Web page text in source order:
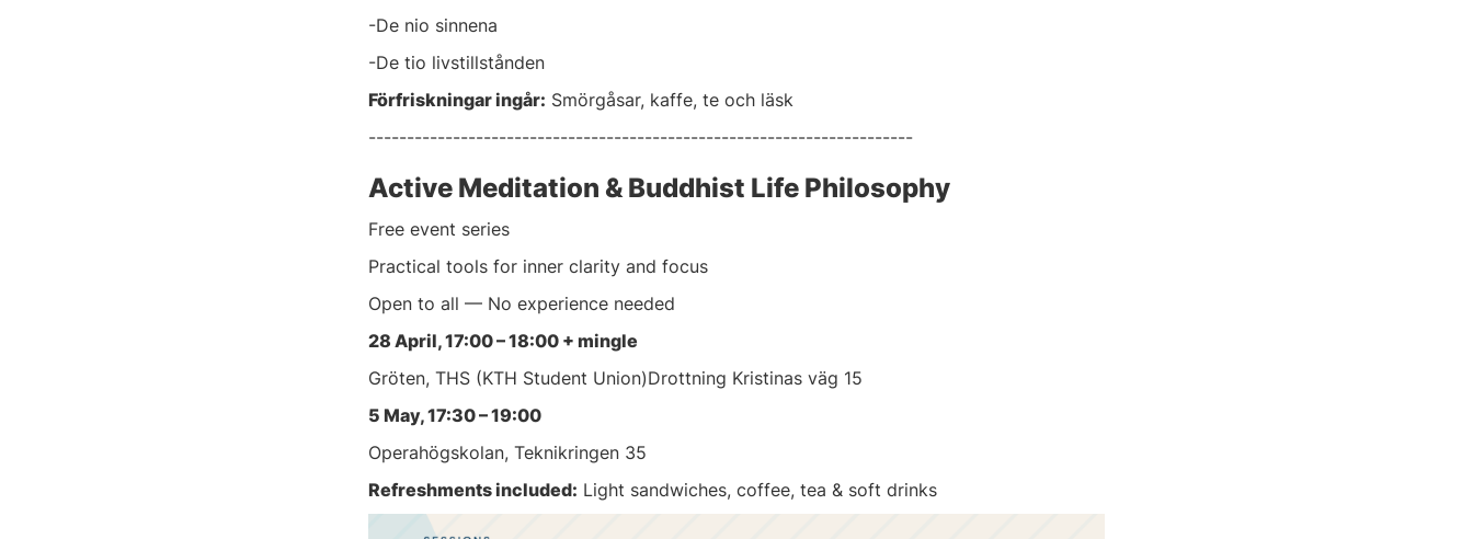
-De nio sinnena
-De tio livstillstånden
Förfriskningar ingår: Smörgåsar, kaffe, te och läsk
-----------------------------------------------------------------------
Active Meditation & Buddhist Life Philosophy
Free event series
Practical tools for inner clarity and focus
Open to all — No experience needed
28 April, 17:00 – 18:00 + mingle
Gröten, THS (KTH Student Union)Drottning Kristinas väg 15
5 May, 17:30 – 19:00
Operahögskolan, Teknikringen 35
Refreshments included: Light sandwiches, coffee, tea & soft drinks